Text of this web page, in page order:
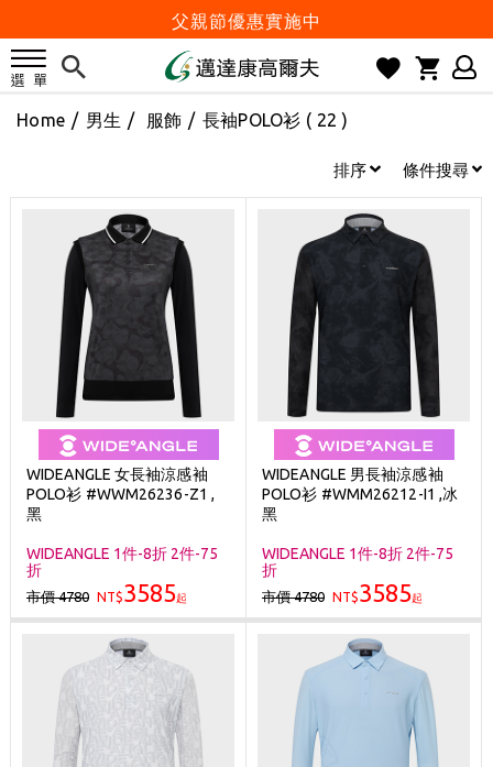
父親節優惠實施中
2026邁達康盃 開始受理報名
防詐騙! 勿信來路不明連結及優惠
歡迎體驗公益店Friends Screen模擬器
刷台新卡滿 $6000 分 3 期 0 利率
Golf Point 會員回饋積點
消費滿 $2000 享免運
Happy Father's Day
父親節優惠實施中
2026邁達康盃 開始受理報名
7月份 門市免費試打日程 已公佈!
防詐騙! 勿信來路不明連結及優惠
歡迎體驗公益店Friends Screen模擬器
刷台新卡滿 $6000 分 3 期 0 利率
Golf Point 會員回饋積點
消費滿 $2000 享免運
Home / 男生 / 服飾 / 長袖POLO衫 ( 22 )
排序 條件搜尋
WIDEANGLE 女長袖涼感袖
POLO衫 #WWM26236-Z1 ,
黑
WIDEANGLE 1件-8折 2件-75
折
市價 4780 NT$3585起
WIDEANGLE 男長袖涼感袖
POLO衫 #WMM26212-I1 ,冰
黑
WIDEANGLE 1件-8折 2件-75
折
市價 4780 NT$3585起